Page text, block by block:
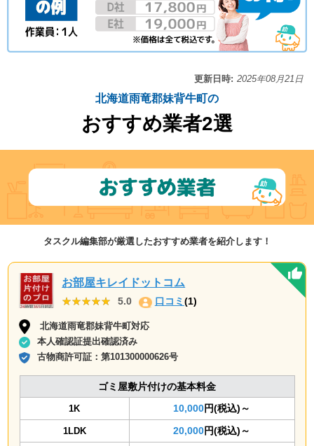
更新日時: 2025年08月21日
北海道雨竜郡妹背牛町の
おすすめ業者2選
タスクル編集部が厳選したおすすめ業者を紹介します！
お部屋キレイドットコム
★★★★★
★★★★★ 5.0 口コミ(1)
北海道雨竜郡妹背牛町対応
本人確認証提出確認済み
古物商許可証：第101300000626号
ゴミ屋敷片付けの基本料金
1K 10,000円(税込)～
1LDK 20,000円(税込)～